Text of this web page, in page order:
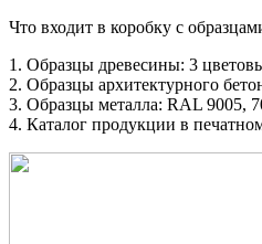
Что входит в коробку с
1. Образцы древесины: 3
2. Образцы архитектурного
3. Образцы металла: RAL 9005,
4. Каталог продукции в